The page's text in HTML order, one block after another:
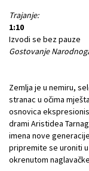
Trajanje:
1:10
Izvodi se bez pauze
Gostovanje
Zemlja je u nemiru,
stranac u očima
osnovica
drami Aristidea
imena nove
pripremite se uroniti
okrenutom